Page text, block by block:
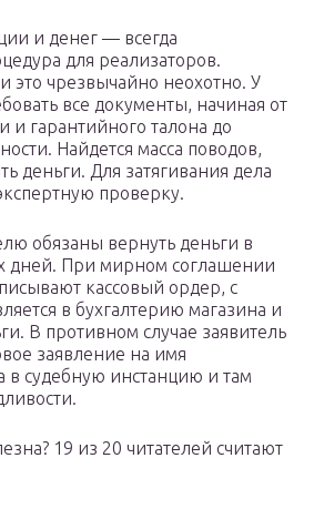
и денег — всегда
для реализаторов.
это чрезвычайно неохотно. У
все документы, начиная от
и гарантийного талона до
Найдется масса поводов,
деньги. Для затягивания дела
проверку.
обязаны вернуть деньги в
дней. При мирном соглашении
кассовый ордер, с
в бухгалтерию магазина и
В противном случае заявитель
заявление на имя
в судебную инстанцию и там
19 из 20 читателей считают